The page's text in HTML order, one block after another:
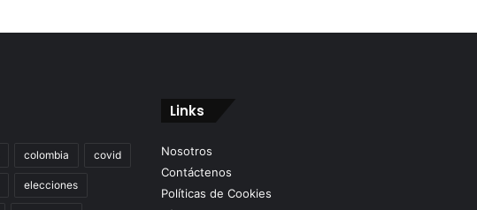
colombia covid
elecciones
Links
Nosotros
Contáctenos
Políticas de Cookies